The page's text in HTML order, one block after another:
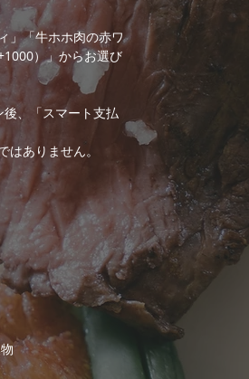
」「牛ホホ肉の赤ワ
）」 ​からお選び
、「スマート支払
ありません。